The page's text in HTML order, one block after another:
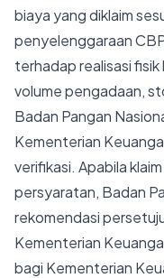
biaya yang diklaim
penyelenggaraan
terhadap realisasi
volume pengadaan,
Badan Pangan
Kementerian
verifikasi. Apabila
persyaratan, Badan
rekomendasi
Kementerian
bagi Kementerian